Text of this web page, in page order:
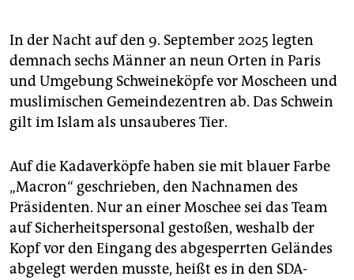
In der Nacht auf den 9. September 2025 legten
demnach sechs Männer an neun Orten in Paris
und Umgebung Schweineköpfe vor Moscheen und
muslimischen Gemeindezentren ab. Das Schwein
gilt im Islam als unsauberes Tier.
Auf die Kadaverköpfe haben sie mit blauer Farbe
„Macron“ geschrieben, den Nachnamen des
Präsidenten. Nur an einer Moschee sei das Team
auf Sicherheitspersonal gestoßen, weshalb der
Kopf vor den Eingang des abgesperrten Geländes
abgelegt werden musste, heißt es in den SDA-